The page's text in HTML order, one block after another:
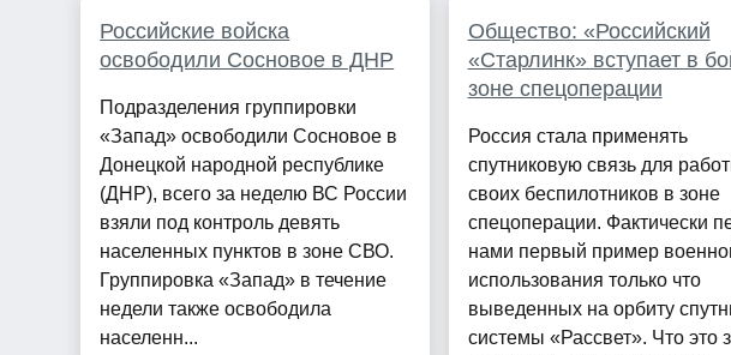
Российские войска
освободили Сосновое в ДНР
Подразделения группировки
«Запад» освободили Сосновое в
Донецкой народной республике
(ДНР), всего за неделю ВС России
взяли под контроль девять
населенных пунктов в зоне СВО.
Группировка «Запад» в течение
недели также освободила
населенн...
Общество: «Российский
«Старлинк» вступает в
зоне спецоперации
Россия стала применять
спутниковую связь для
своих беспилотников в зоне
спецоперации. Фактически
нами первый пример
использования только что
выведенных на орбиту
системы «Рассвет». Что это